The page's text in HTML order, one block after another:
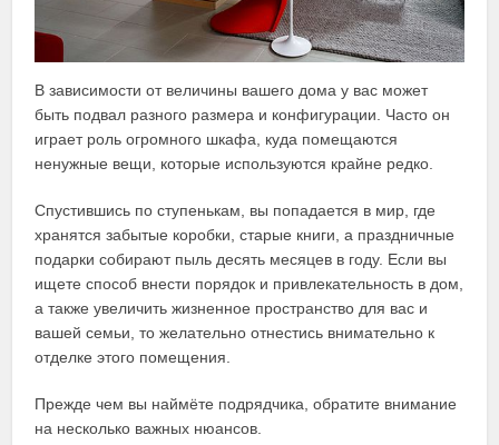
В зависимости от величины вашего дома у вас может
быть подвал разного размера и конфигурации. Часто он
играет роль огромного шкафа, куда помещаются
ненужные вещи, которые используются крайне редко.
Спустившись по ступенькам, вы попадается в мир, где
хранятся забытые коробки, старые книги, а праздничные
подарки собирают пыль десять месяцев в году. Если вы
ищете способ внести порядок и привлекательность в дом,
а также увеличить жизненное пространство для вас и
вашей семьи, то желательно отнестись внимательно к
отделке этого помещения.
Прежде чем вы наймёте подрядчика, обратите внимание
на несколько важных нюансов.